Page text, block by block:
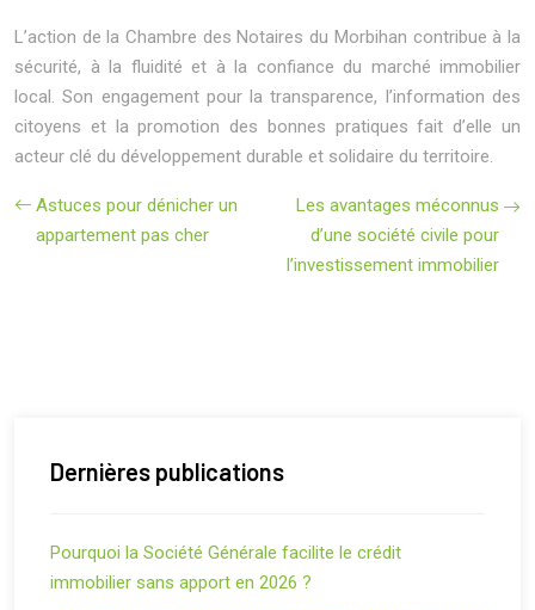
L’action de la Chambre des Notaires du Morbihan contribue à la
sécurité, à la fluidité et à la confiance du marché immobilier
local. Son engagement pour la transparence, l’information des
citoyens et la promotion des bonnes pratiques fait d’elle un
acteur clé du développement durable et solidaire du territoire.
Astuces pour dénicher un
appartement pas cher
Les avantages méconnus
d’une société civile pour
l’investissement immobilier
Dernières publications
Pourquoi la Société Générale facilite le crédit
immobilier sans apport en 2026 ?